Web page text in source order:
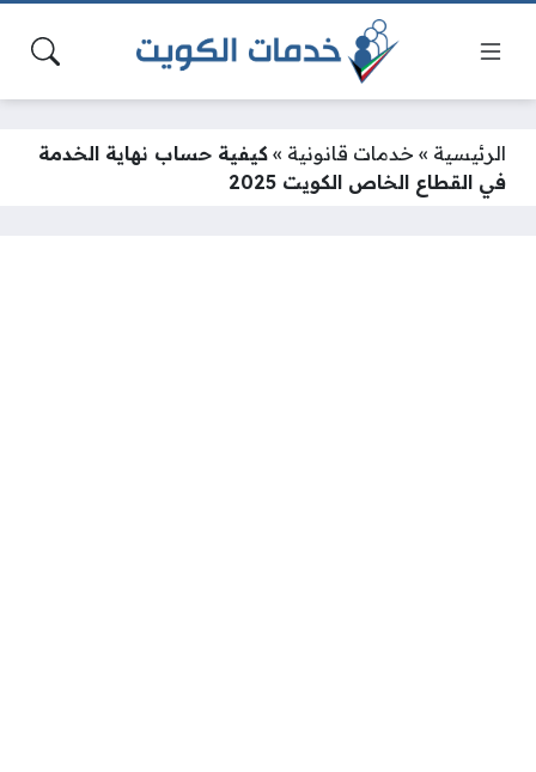
الرئيسية » خدمات قانونية » كيفية حساب نهاية الخدمة
في القطاع الخاص الكويت 2025